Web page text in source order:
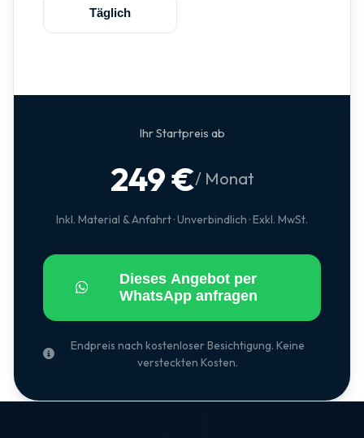
Täglich
Ihr Startpreis ab
249 €/ Monat
Inkl. Material & Anfahrt · Unverbindlich · Exkl. MwSt.
Dieses Angebot per
WhatsApp anfragen
Endpreis nach kostenloser Besichtigung. Keine
versteckten Kosten.